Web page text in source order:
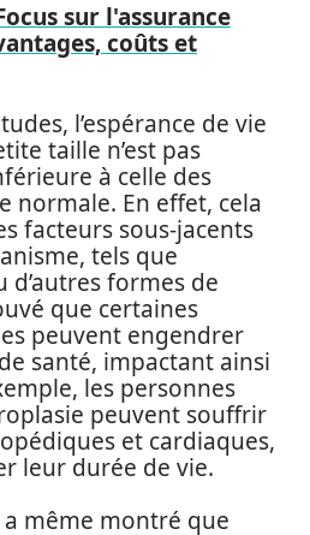
sur l'assurance
coûts et
l’espérance de vie
taille n’est pas
à celle des
normale. En effet, cela
facteurs sous-jacents
tels que
d’autres formes de
que certaines
peuvent engendrer
santé, impactant ainsi
les personnes
peuvent souffrir
et cardiaques,
leur durée de vie.
même montré que